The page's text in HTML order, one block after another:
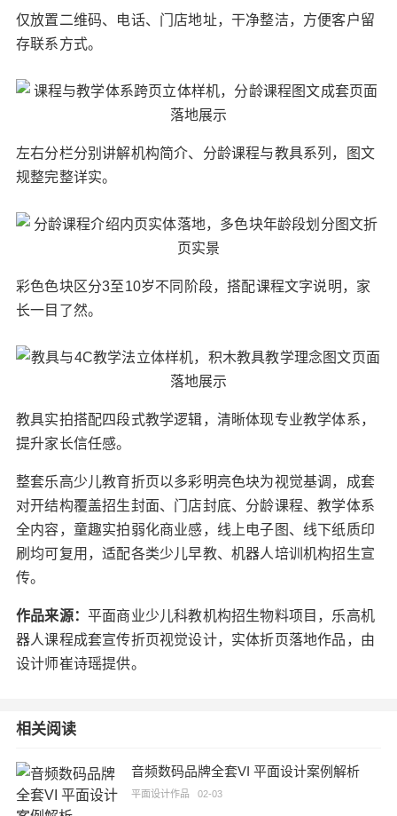
仅放置二维码、电话、门店地址，干净整洁，方便客户留
存联系方式。
左右分栏分别讲解机构简介、分龄课程与教具系列，图文
规整完整详实。
彩色色块区分3至10岁不同阶段，搭配课程文字说明，家
长一目了然。
教具实拍搭配四段式教学逻辑，清晰体现专业教学体系，
提升家长信任感。
整套乐高少儿教育折页以多彩明亮色块为视觉基调，成套
对开结构覆盖招生封面、门店封底、分龄课程、教学体系
全内容，童趣实拍弱化商业感，线上电子图、线下纸质印
刷均可复用，适配各类少儿早教、机器人培训机构招生宣
传。
作品来源： 平面商业少儿科教机构招生物料项目，乐高机
器人课程成套宣传折页视觉设计，实体折页落地作品，由
设计师崔诗瑶提供。
相关阅读
音频数码品牌全套VI 平面设计案例解析
平面设计作品 02-03